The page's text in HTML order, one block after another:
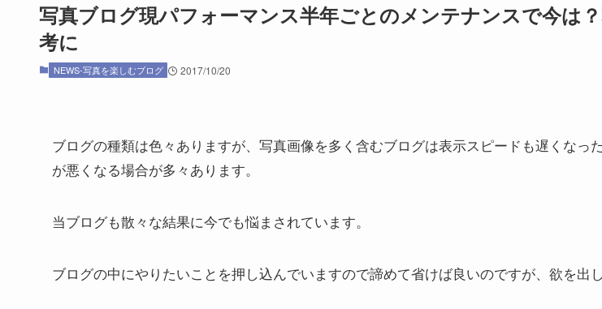
写真ブログ現パフォーマンス半年ごとのメンテナンスで今は
考に
NEWS-写真を楽しむブログ 2017/10/20
ブログの種類は色々ありますが、写真画像を多く含むブログは表示スピードも遅くなっ
が悪くなる場合が多々あります。
当ブログも散々な結果に今でも悩まされています。
ブログの中にやりたいことを押し込んでいますので諦めて省けば良いのですが、欲を出